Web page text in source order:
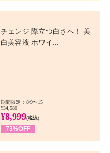
チェンジ 際立つ白さへ！ 美
白美容液 ホワイ...
期間限定：8/9〜15
¥34,580
¥8,999(税込)
73%OFF